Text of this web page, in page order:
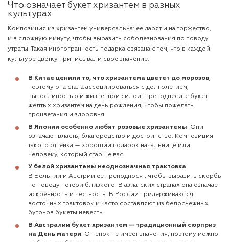
Что означает букет хризантем в разных
культурах
Композиция из хризантем универсальна: ее дарят и на торжество,
и в сложную минуту, чтобы выразить соболезнования по поводу
утраты. Такая многогранность подарка связана с тем, что в каждой
культуре цветку приписывали свое значение.
В Китае ценили то, что хризантема цветет до морозов,
поэтому она стала ассоциироваться с долголетием,
выносливостью и жизненной силой. Преподнесите букет
желтых хризантем на день рождения, чтобы пожелать
процветания и здоровья.
В Японии особенно любят розовые хризантемы. Они
означают власть, благородство и достоинство. Композиция
такого оттенка — хороший подарок начальнице или
человеку, который старше вас.
У белой хризантемы неоднозначная трактовка.
В Бельгии и Австрии ее преподносят, чтобы выразить скорбь
по поводу потери близкого. В азиатских странах она означает
искренность и честность. В России придерживаются
восточных трактовок и часто составляют из белоснежных
бутонов букеты невесты.
В Австралии букет хризантем — традиционный сюрприз
на День матери. Оттенок не имеет значения, поэтому можно